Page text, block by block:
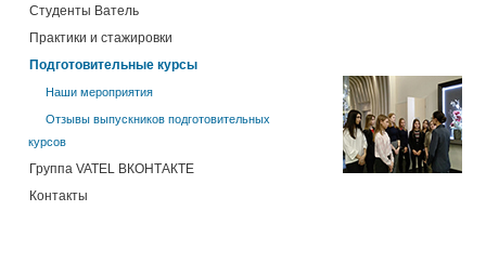
Студенты Ватель
Практики и стажировки
Подготовительные курсы
Наши мероприятия
Отзывы выпускников подготовительных
курсов
Группа VATEL ВКОНТАКТЕ
Контакты